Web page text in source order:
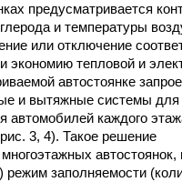
предусматривается
и температуры
или отключение
экономию тепловой и
автостоянке
и вытяжные системы для
автомобилей каждого
3, 4). Такое решение
режим заполняемости